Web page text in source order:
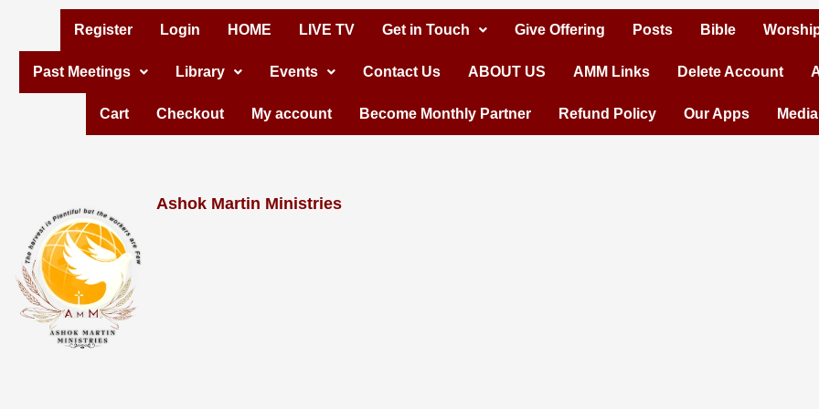
content
Register Login HOME LIVE TV Get in Touch Give Offering Posts Bible
Past Meetings Library Events Contact Us ABOUT US AMM Links Delete Account
Cart Checkout My account Become Monthly Partner Refund Policy Our Apps
Ashok Martin Ministries